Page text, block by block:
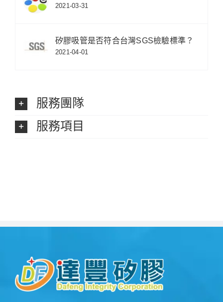
2021-03-31
矽膠吸管是否符合台灣SGS檢驗標準？
2021-04-01
服務團隊
服務項目